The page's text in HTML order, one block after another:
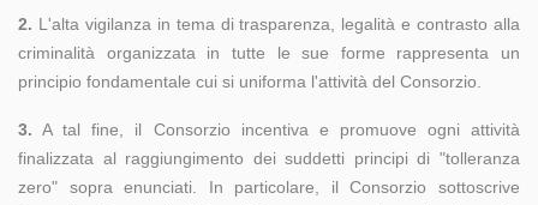
2. L'alta vigilanza in tema di trasparenza, legalità e contrasto alla
criminalità organizzata in tutte le sue forme rappresenta un
principio fondamentale cui si uniforma l'attività del Consorzio.
3. A tal fine, il Consorzio incentiva e promuove ogni attività
finalizzata al raggiungimento dei suddetti principi di "tolleranza
zero" sopra enunciati. In particolare, il Consorzio sottoscrive